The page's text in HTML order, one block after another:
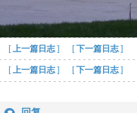
[上一篇日志 ] [下一篇日志 ]
[上一篇日志 ] [下一篇日志 ]